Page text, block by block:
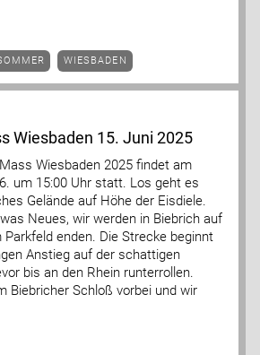
WIESBADEN
Wiesbaden 15. Juni 2025
Wiesbaden 2025 findet am
um 15:00 Uhr statt. Los geht es
Gelände auf Höhe der Eisdiele.
Neues, wir werden in Biebrich auf
enden. Die Strecke beginnt
Anstieg auf der schattigen
bis an den Rhein runterrollen.
Biebricher Schloß vorbei und wir